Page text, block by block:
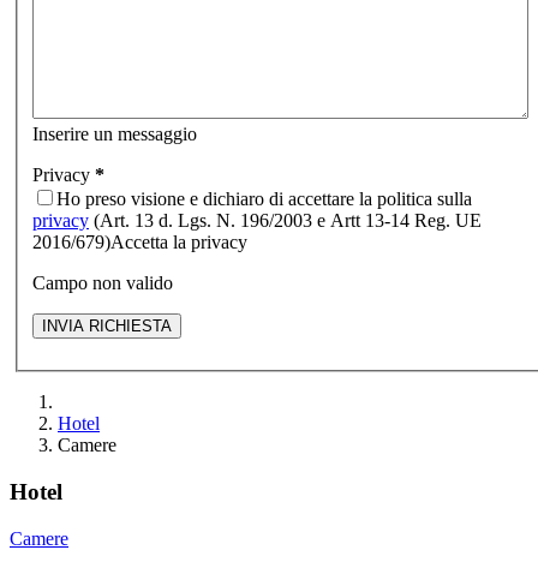
Inserire un messaggio
Privacy *
Ho preso visione e dichiaro di accettare la politica sulla
privacy (Art. 13 d. Lgs. N. 196/2003 e Artt 13-14 Reg. UE
2016/679)Accetta la privacy
Campo non valido
Hotel
Camere
Hotel
Camere